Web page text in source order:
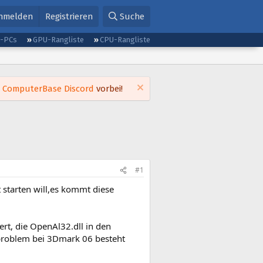
Registrieren Suche
PCs GPU-Rangliste CPU-Rangliste
ComputerBase Discord vorbei!
#1
starten will,es kommt diese
die OpenAl32.dll in den
bei 3Dmark 06 besteht